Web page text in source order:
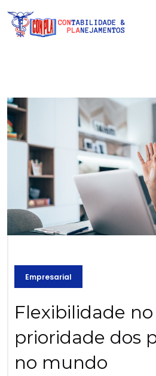
Empresarial
Flexibilidade
prioridade dos
no mundo